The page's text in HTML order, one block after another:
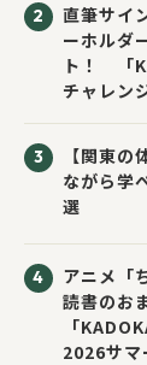
直筆サイ
ーホルダ
ト！ 「
チャレン
【関東
ながら学
選
アニメ「
読書のお
「
2026サ